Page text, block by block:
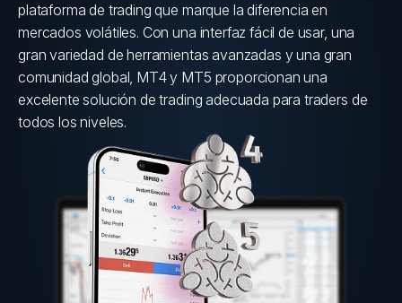
plataforma de trading que marque la diferencia en
mercados volátiles. Con una interfaz fácil de usar, una
gran variedad de herramientas avanzadas y una gran
comunidad global, MT4 y MT5 proporcionan una
excelente solución de trading adecuada para traders de
todos los niveles.